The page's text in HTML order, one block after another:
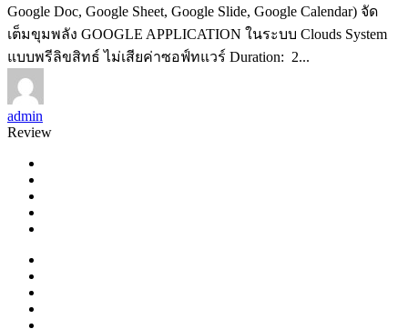
Google Doc, Google Sheet, Google Slide, Google Calendar) จัด
เต็มขุมพลัง GOOGLE APPLICATION ในระบบ Clouds System
แบบพรีลิขสิทธ์ ไม่เสียค่าซอฟ์ทแวร์ Duration: 2...
admin
Review